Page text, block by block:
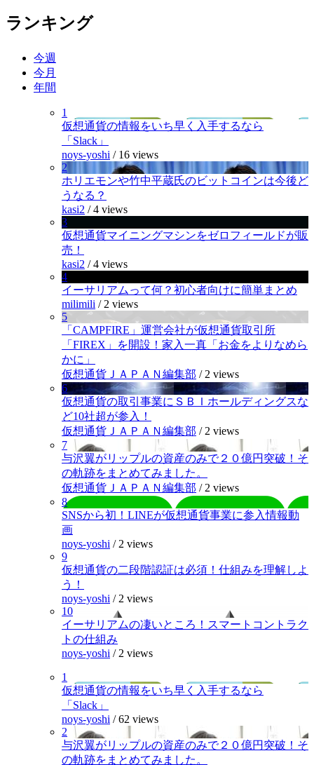
ランキング
今週
今月
年間
1
仮想通貨の情報をいち早く入手するなら
「Slack」
noys-yoshi / 16 views
2
ホリエモンや竹中平蔵氏のビットコインは今後ど
うなる？
kasi2 /4 views
3
仮想通貨マイニングマシンをゼロフィールドが販
売！
kasi2 /4 views
4
イーサリアムって何？初心者向けに簡単まとめ
milimili / 2 views
5
「CAMPFIRE」運営会社が仮想通貨取引所
「FIREX」を開設！家入一真「お金をよりなめら
かに」
仮想通貨ＪＡＰＡＮ編集部 / 2 views
6
仮想通貨の取引事業にＳＢＩホールディングスな
ど10社超が参入！
仮想通貨ＪＡＰＡＮ編集部 / 2 views
7
与沢翼がリップルの資産のみで２０億円突破！そ
の軌跡をまとめてみました。
仮想通貨ＪＡＰＡＮ編集部 / 2 views
8
SNSから初！LINEが仮想通貨事業に参入情報動
画
noys-yoshi / 2 views
9
仮想通貨の二段階認証は必須！仕組みを理解しよ
う！
noys-yoshi / 2 views
10
イーサリアムの凄いところ！スマートコントラク
トの仕組み
noys-yoshi / 2 views
1
仮想通貨の情報をいち早く入手するなら
「Slack」
noys-yoshi /62 views
2
与沢翼がリップルの資産のみで２０億円突破！そ
の軌跡をまとめてみました。